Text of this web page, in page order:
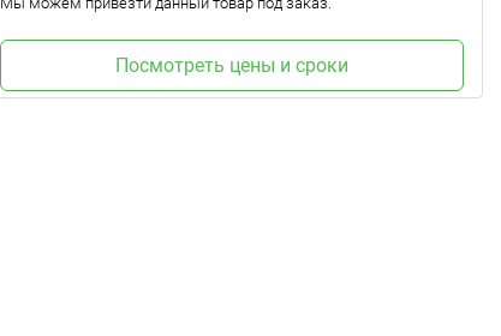
Посмотреть цены и сроки